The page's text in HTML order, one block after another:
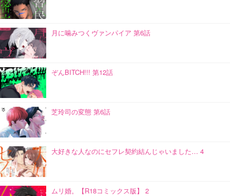
月に噛みつくヴァンパイア 第6話
ぞんBITCH!!! 第12話
芝玲司の変態 第6話
大好きな人なのにセフレ契約結んじゃいました… 4
ムリ婚。【R18コミックス版】 2